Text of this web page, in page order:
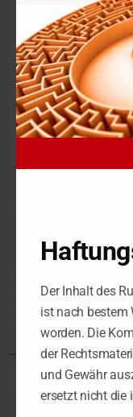
Im entschiedenen
späteren Bilanz
durchzuführen.
Damit wurde
KG beantragte, dass
nach§ 233a Abs. 2a
Steuernachzahlung
statt und
,
Steuerkanzlei Leipzig,
Der Inhalt des
ist nach bestem
worden. Die
der
und Gewähr
ersetzt nicht die